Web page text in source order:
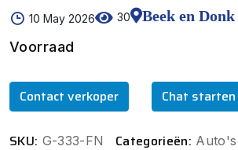
10 May 2026 30
Beek en Donk
Voorraad
Contact verkoper Chat starten
SKU: G-333-FN Categorieën: Auto's